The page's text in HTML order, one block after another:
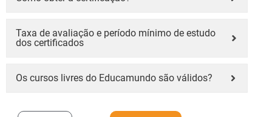
Taxa de avaliação e período mínimo de estudo
dos certificados
Os cursos livres do Educamundo são válidos?